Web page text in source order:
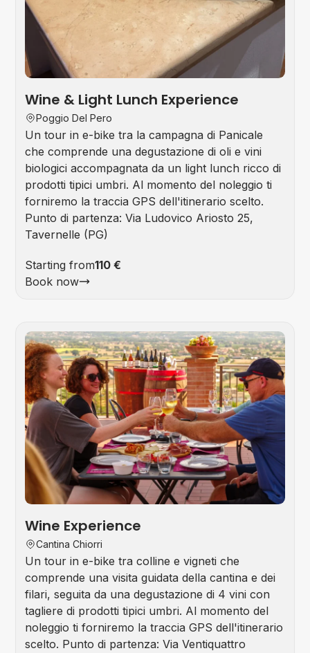
Wine & Light Lunch Experience
Poggio Del Pero
Un tour in e-bike tra la campagna di Panicale
che comprende una degustazione di oli e vini
biologici accompagnata da un light lunch ricco di
prodotti tipici umbri. Al momento del noleggio ti
forniremo la traccia GPS dell'itinerario scelto.
Punto di partenza: Via Ludovico Ariosto 25,
Tavernelle (PG)
Starting from110 €
Book now
Wine Experience
Cantina Chiorri
Un tour in e-bike tra colline e vigneti che
comprende una visita guidata della cantina e dei
filari, seguita da una degustazione di 4 vini con
tagliere di prodotti tipici umbri. Al momento del
noleggio ti forniremo la traccia GPS dell'itinerario
scelto. Punto di partenza: Via Ventiquattro